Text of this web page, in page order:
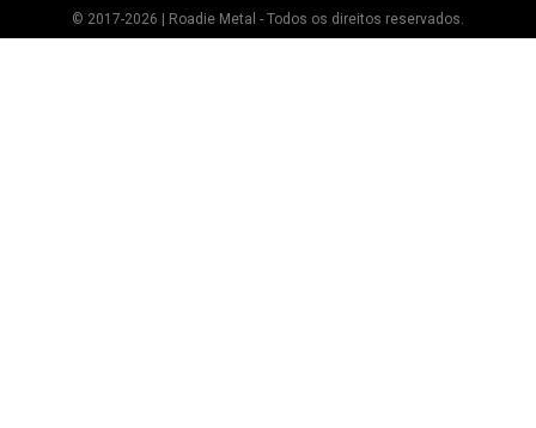
© 2017-2026 | Roadie Metal - Todos os direitos reservados.